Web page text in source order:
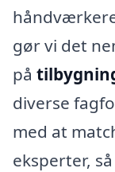
gør vi det
på
diverse
med at
eksperter,